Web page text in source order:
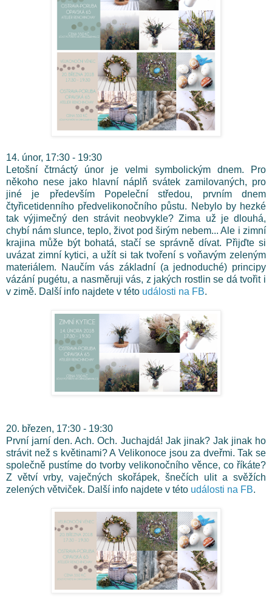
14. únor, 17:30 - 19:30
Letošní čtrnáctý únor je velmi symbolickým dnem. Pro
někoho nese jako hlavní náplň svátek zamilovaných, pro
jiné je především Popeleční středou, prvním dnem
čtyřicetidenního předvelikonočního půstu. Nebylo by hezké
tak výjimečný den strávit neobvykle? Zima už je dlouhá,
chybí nám slunce, teplo, život pod širým nebem... Ale i zimní
krajina může být bohatá, stačí se správně dívat. Přijďte si
uvázat zimní kytici, a užít si tak tvoření s voňavým zeleným
materiálem. Naučím vás základní (a jednoduché) principy
vázání pugétu, a nasměruji vás, z jakých rostlin se dá tvořit i
v zimě. Další info najdete v této události na FB.
20. březen, 17:30 - 19:30
První jarní den. Ach. Och. Juchajdá! Jak jinak? Jak jinak ho
strávit než s květinami? A Velikonoce jsou za dveřmi. Tak se
společně pustíme do tvorby velikonočního věnce, co říkáte?
Z větví vrby, vaječných skořápek, šnečích ulit a svěžích
zelených větviček. Další info najdete v této události na FB.